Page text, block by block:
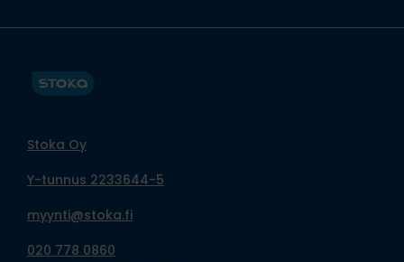
Stoka Oy
Y-tunnus 2233644-5
myynti@stoka.fi
020 778 0860